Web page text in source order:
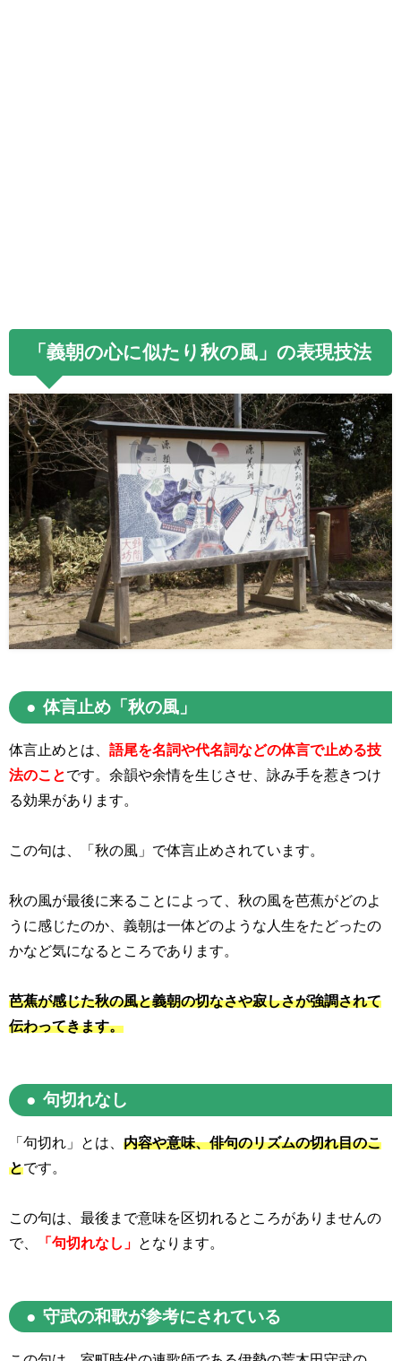
「義朝の心に似たり秋の風」の表現技法
体言止め「秋の風」
体言止めとは、 語尾を名詞や代名詞などの体言で止める技
法のことです。余韻や余情を生じさせ、詠み手を惹きつけ
る効果があります。
この句は、「秋の風」で体言止めされています。
秋の風が最後に来ることによって、秋の風を芭蕉がどのよ
うに感じたのか、義朝は一体どのような人生をたどったの
かなど気になるところであります。
芭蕉が感じた秋の風と義朝の切なさや寂しさが強調されて
伝わってきます。
句切れなし
「句切れ」とは、 内容や意味、俳句のリズムの切れ目のこ
とです。
この句は、最後まで意味を区切れるところがありませんの
で、
「句切れなし」 となります。
守武の和歌が参考にされている